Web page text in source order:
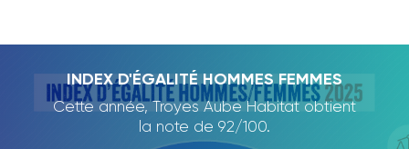
INDEX D'ÉGALITÉ HOMMES FEMMES
Cette année, Troyes Aube Habitat obtient
la note de 92/100.
RAPPORT D'ACTIVITÉ 2024
Nous avons le plaisir de vous présenter
notre rapport d'activité 2024., qui dresse
TROYES AUBE HABITAT, PARTENAIRE DE
L'ECOLE DE LA DEUXIÈME
CHANCE